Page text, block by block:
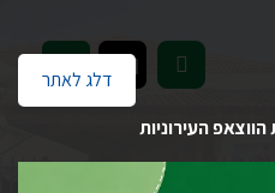
העירוניות
דלג לאתר EN